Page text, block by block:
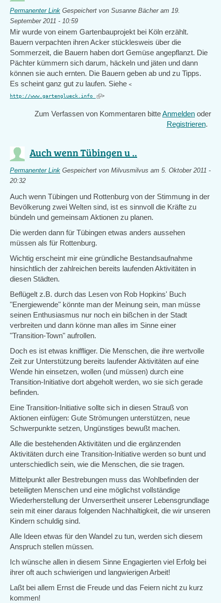
Permanenter Link Gespeichert von Susanne Bächeram 19.
September 2011 - 10:59
Mir wurde von einem Gartenbauprojekt bei Köln erzählt.
Bauern verpachten ihren Acker stücklesweis über die
Sommerzeit, die Bauern haben dort Gemüse angepflanzt. Die
Pächter kümmern sich darum, häckeln und jäten und dann
können sie auch ernten. Die Bauern geben ab und zu Tipps.
Es scheint ganz gut zu laufen. Siehe <
http://www.gartenglueck.info
(link
external)
>
Zum Verfassen von Kommentaren bitteAnmelden oder
Registrieren.
Auch wenn Tübingen u ..
Permanenter Link Gespeichert von Milvusmilvus am 5. Oktober 2011 -
20:32
Auch wenn Tübingen und Rottenburg von der Stimmung in der
Bevölkerung zwei Welten sind, ist es sinnvoll die Kräfte zu
bündeln und gemeinsam Aktionen zu planen.
Die werden dann für Tübingen etwas anders aussehen
müssen als für Rottenburg.
Wichtig erscheint mir eine gründliche Bestandsaufnahme
hinsichtlich der zahlreichen bereits laufenden Aktivitäten in
diesen Städten.
Beflügelt z.B. durch das Lesen von Rob Hopkins' Buch
"Energiewende" könnte man der Meinung sein, man müsse
seinen Enthusiasmus nur noch ein bißchen in der Stadt
verbreiten und dann könne man alles im Sinne einer
"Transition-Town" aufrollen.
Doch es ist etwas kniffliger. Die Menschen, die ihre wertvolle
Zeit zur Unterstützung bereits laufender Aktivitäten auf eine
Wende hin einsetzen, wollen (und müssen) durch eine
Transition-Initiative dort abgeholt werden, wo sie sich gerade
befinden.
Eine Transition-Initiative sollte sich in diesen Strauß von
Aktionen einfügen: Gute Strömungen unterstützen, neue
Schwerpunkte setzen, Ungünstiges bewußt machen.
Alle die bestehenden Aktivitäten und die ergänzenden
Aktivitäten durch eine Transition-Initiative werden so bunt und
unterschiedlich sein, wie die Menschen, die sie tragen.
Mittelpunkt aller Bestrebungen muss das Wohlbefinden der
beteiligten Menschen und eine möglichst vollständige
Wiederherstellung der Unversertheit unserer Lebensgrundlage
sein mit einer daraus folgenden Nachhaltigkeit, die wir unseren
Kindern schuldig sind.
Alle Ideen etwas für den Wandel zu tun, werden sich diesem
Anspruch stellen müssen.
Ich wünsche allen in diesem Sinne Engagierten viel Erfolg bei
ihrer oft auch schwierigen und langwierigen Arbeit!
Laßt bei allem Ernst die Freude und das Feiern nicht zu kurz
kommen!